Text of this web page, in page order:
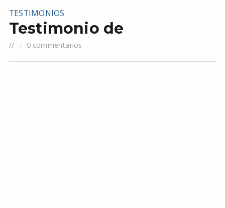
TESTIMONIOS
Testimonio de
// 0 commentarios